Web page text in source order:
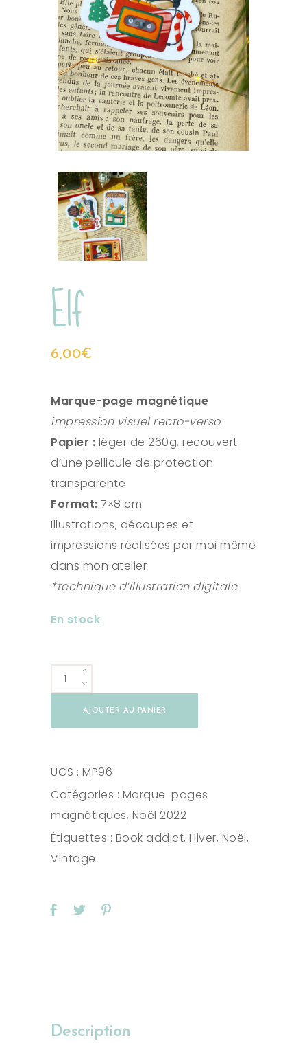
Elf
6,00€
Marque-page magnétique
impression visuel recto-verso
Papier : léger de 260g, recouvert
d’une pellicule de protection
transparente
Format:7×8 cm
Illustrations, découpes et
impressions réalisées par moi même
dans mon atelier
*technique d’illustration digitale
En stock
Elf
quantity
AJOUTER AU PANIER
UGS :MP96
Catégories : Marque-pages
magnétiques, Noël 2022
Étiquettes : Book addict,Hiver, Noël,
Vintage
Description